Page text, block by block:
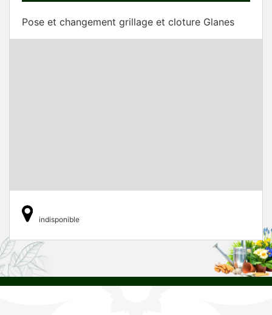
Pose et changement grillage et cloture Glanes
indisponible